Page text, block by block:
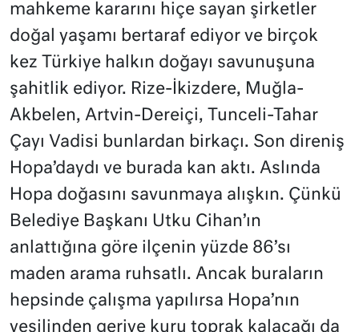
mahkeme kararını hiçe sayan şirketler
doğal yaşamı bertaraf ediyor ve birçok
kez Türkiye halkın doğayı savunuşuna
şahitlik ediyor. Rize-İkizdere, Muğla-
Akbelen, Artvin-Dereiçi, Tunceli-Tahar
Çayı Vadisi bunlardan birkaçı. Son direniş
Hopa’daydı ve burada kan aktı. Aslında
Hopa doğasını savunmaya alışkın. Çünkü
Belediye Başkanı Utku Cihan’ın
anlattığına göre ilçenin yüzde 86’sı
maden arama ruhsatlı. Ancak buraların
hepsinde çalışma yapılırsa Hopa’nın
yeşilinden geriye kuru toprak kalacağı da